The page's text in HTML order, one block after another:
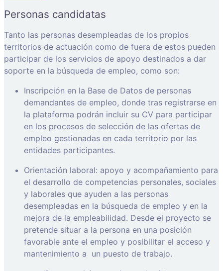
Personas candidatas
Tanto las personas desempleadas de los propios
territorios de actuación como de fuera de estos pueden
participar de los servicios de apoyo destinados a dar
soporte en la búsqueda de empleo, como son:
Inscripción en la Base de Datos de personas
demandantes de empleo, donde tras registrarse en
la plataforma podrán incluir su CV para participar
en los procesos de selección de las ofertas de
empleo gestionadas en cada territorio por las
entidades participantes.
Orientación laboral: apoyo y acompañamiento para
el desarrollo de competencias personales, sociales
y laborales que ayuden a las personas
desempleadas en la búsqueda de empleo y en la
mejora de la empleabilidad. Desde el proyecto se
pretende situar a la persona en una posición
favorable ante el empleo y posibilitar el acceso y
mantenimiento a un puesto de trabajo.